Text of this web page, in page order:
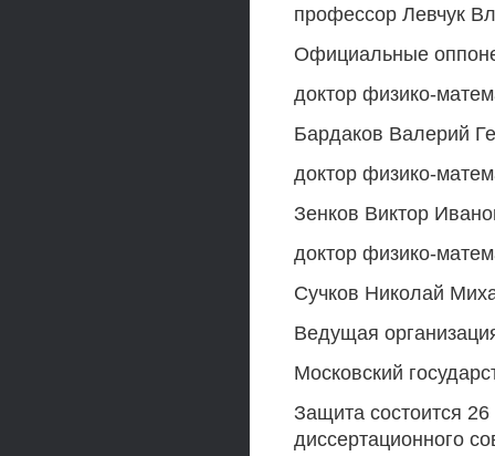
профессор Левчук
Официальные
доктор физико-
Бардаков Валерий
доктор физико-
Зенков Виктор
доктор физико-
Сучков Николай
Ведущая
Московский
Защита состоится
диссертационного